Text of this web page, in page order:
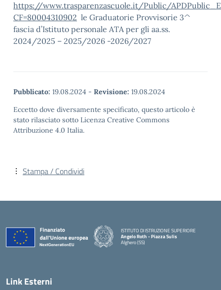
https://www.trasparenzascuole.it/Public/
CF=80004310902 le Graduatorie Provvisorie 3^
fascia d’Istituto personale ATA per gli aa.ss.
2024/2025 – 2025/2026 -2026/2027
Pubblicato: 19.08.2024 - Revisione: 19.08.2024
Eccetto dove diversamente specificato, questo articolo è
stato rilasciato sotto Licenza Creative Commons
Attribuzione 4.0 Italia.
Stampa / Condividi
ISTITUTO DI ISTRUZIONE SUPERIORE
Angelo Roth - Piazza Sulis
Alghero (SS)
— Visita la pagina iniziale della scuola
Link Esterni